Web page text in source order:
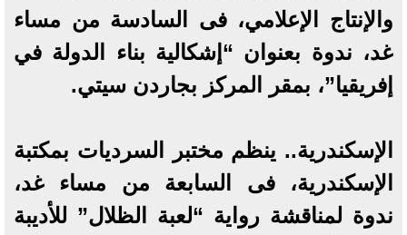
والإنتاج الإعلامي، فى السادسة من مساء
غد، ندوة بعنوان “إشكالية بناء الدولة في
إفريقيا”، بمقر المركز بجاردن سيتي.
الإسكندرية.. ينظم مختبر السرديات بمكتبة
الإسكندرية، فى السابعة من مساء غد،
ندوة لمناقشة رواية “لعبة الظلال” للأديبة